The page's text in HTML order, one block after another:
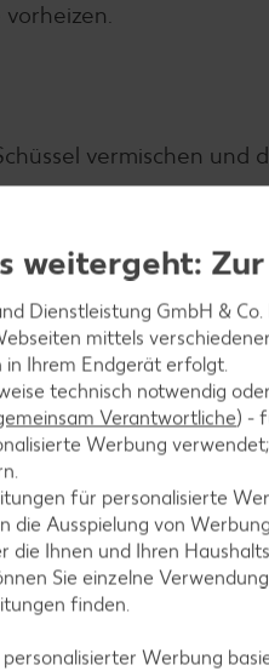
vermischen und
goldbraun sind.
weitergeht:
Dienstleistung GmbH &
mittels
Ihrem Endgerät erfolgt.
technisch notwendig
Verantwortliche) -
Werbung
für personalisierte
die Ausspielung von
die Ihnen und Ihren
Sie einzelne
finden.
personalisierter Werbung